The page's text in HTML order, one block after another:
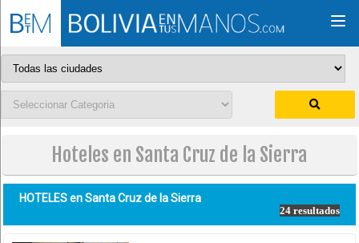
Hoteles en Santa Cruz de la Sierra
HOTELES enSanta Cruz de la Sierra
24 resultados